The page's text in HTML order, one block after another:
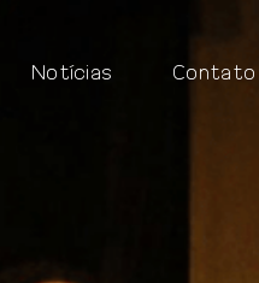
Notícias Contato